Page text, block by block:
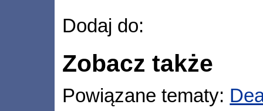
Dodaj do:
Zobacz także
Powiązane tematy: